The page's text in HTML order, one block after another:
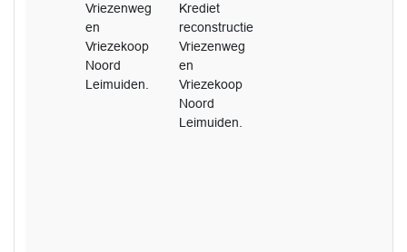
Vriezenweg
en
Vriezekoop
Noord
Leimuiden.
Krediet
reconstructie
Vriezenweg
en
Vriezekoop
Noord
Leimuiden.